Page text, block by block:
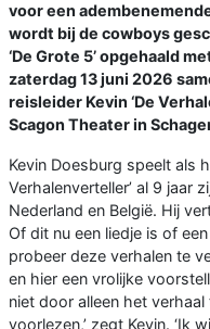
voor een
wordt bij de cowboys
‘De Grote 5’ opgehaald
zaterdag 13 juni 2026
reisleider Kevin ‘De
Scagon Theater in
Kevin Doesburg speelt als
Verhalenverteller’ al 9 jaar
Nederland en België. Hij
Of dit nu een liedje is of
probeer deze verhalen te
en hier een vrolijke
niet door alleen het verhaal
voorlezen,’ zegt Kevin. ‘Ik